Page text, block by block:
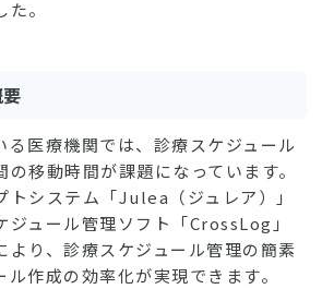
。
る医療機関では、診療スケジュール
移動時間が課題になっています。
トシステム「Julea（ジュレア）」
ジュール管理ソフト「CrossLog」
より、診療スケジュール管理の簡素
作成の効率化が実現できます。